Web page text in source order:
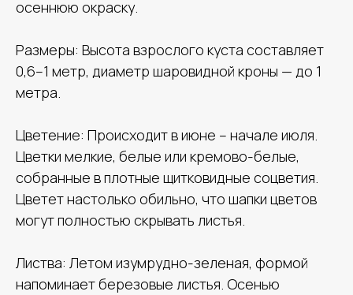
осеннюю окраску.
Размеры: Высота взрослого куста составляет
0,6–1 метр, диаметр шаровидной кроны — до 1
метра.
Цветение: Происходит в июне – начале июля.
Цветки мелкие, белые или кремово-белые,
собранные в плотные щитковидные соцветия.
Цветет настолько обильно, что шапки цветов
могут полностью скрывать листья.
Листва: Летом изумрудно-зеленая, формой
напоминает березовые листья. Осенью